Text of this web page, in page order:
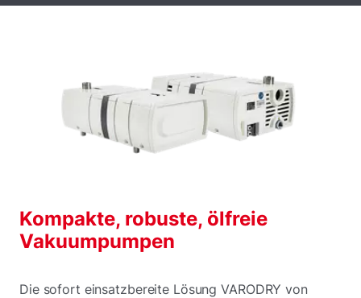
Kompakte, robuste, ölfreie
Vakuumpumpen
Die sofort einsatzbereite Lösung VARODRY von